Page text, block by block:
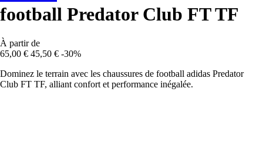
football Predator Club FT TF
À partir de
65,00 € 45,50 € -30%
Dominez le terrain avec les chaussures de football adidas Predator
Club FT TF, alliant confort et performance inégalée.